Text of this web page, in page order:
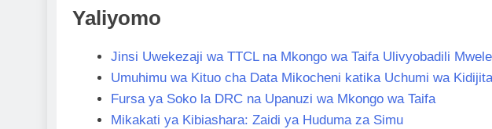
Yaliyomo
Jinsi Uwekezaji wa TTCL na Mkongo wa Taifa Ulivyobadili
Umuhimu wa Kituo cha Data Mikocheni katika Uchumi wa
Fursa ya Soko la DRC na Upanuzi wa Mkongo wa Taifa
Mikakati ya Kibiashara: Zaidi ya Huduma za Simu